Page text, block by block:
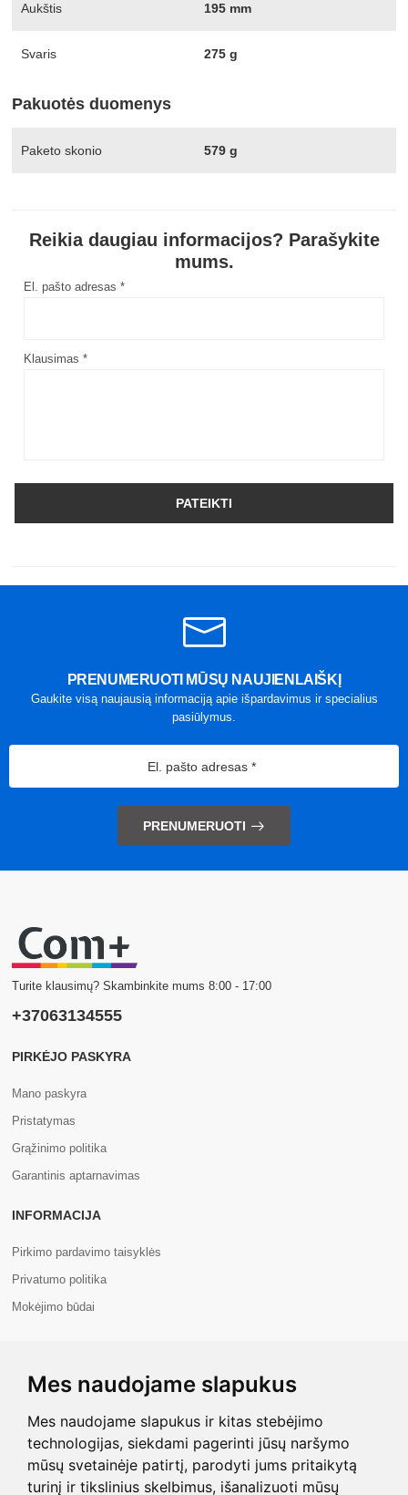
Mes naudojame slapukus
Mes naudojame slapukus ir kitas stebėjimo
technologijas, siekdami pagerinti jūsų naršymo
mūsų svetainėje patirtį, parodyti jums pritaikytą
turinį ir tikslinius skelbimus, išanalizuoti mūsų
Aukštis 195 mm
Svaris 275 g
Pakuotės duomenys
Paketo skonio 579 g
Reikia daugiau informacijos? Parašykite
mums.
El. pašto adresas *
Klausimas *
PATEIKTI
PRENUMERUOTI MŪSŲ NAUJIENLAIŠKĮ
Gaukite visą naujausią informaciją apie išpardavimus ir specialius
pasiūlymus.
PRENUMERUOTI
Turite klausimų? Skambinkite mums 8:00 - 17:00
+37063134555
PIRKĖJO PASKYRA
Mano paskyra
Pristatymas
Grąžinimo politika
Garantinis aptarnavimas
INFORMACIJA
Pirkimo pardavimo taisyklės
Privatumo politika
Mokėjimo būdai
Apie mus